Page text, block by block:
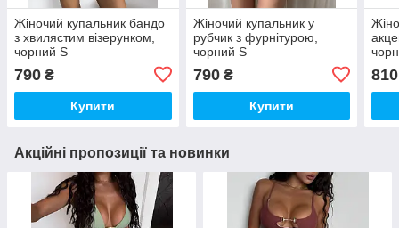
Жіночий купальник бандо
з хвилястим візерунком,
чорний S
790 ₴
Купити
Жіночий купальник у
рубчик з фурнітурою,
чорний S
790₴
Купити
810
Акційні пропозиції та новинки